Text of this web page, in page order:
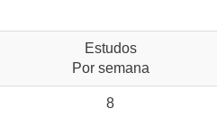
Estudos
Por semana
8